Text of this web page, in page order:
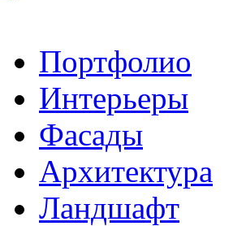
Портфолио
Интерьеры
Фасады
Архитектура
Ландшафт